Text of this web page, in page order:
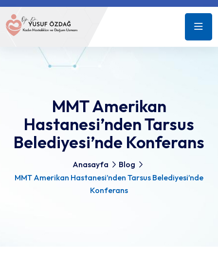
MMT Amerikan
Hastanesi’nden Tarsus
Belediyesi’nde Konferans
Anasayfa
Blog
MMT Amerikan Hastanesi’nden Tarsus Belediyesi’nde
Konferans